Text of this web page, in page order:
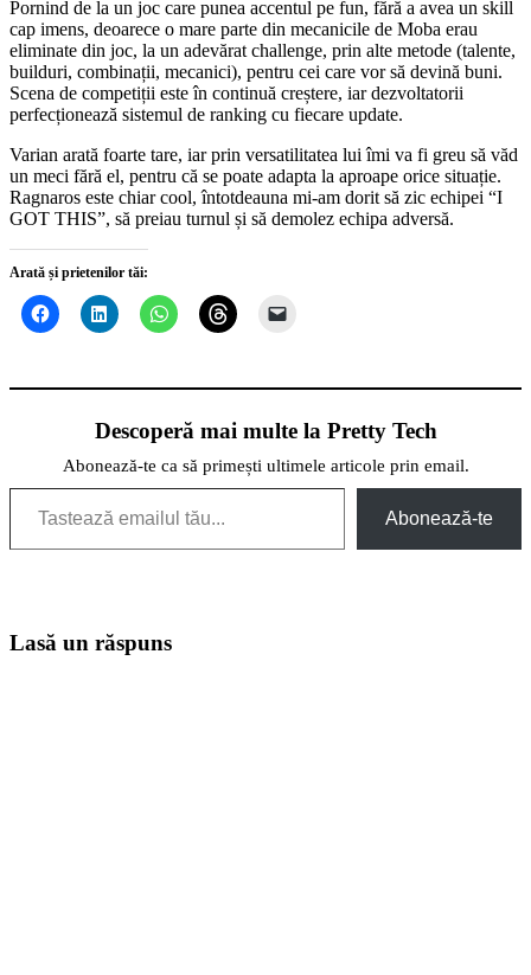
Pornind de la un joc care punea accentul pe fun, fără a avea un skill
cap imens, deoarece o mare parte din mecanicile de Moba erau
eliminate din joc, la un adevărat challenge, prin alte metode (talente,
builduri, combinații, mecanici), pentru cei care vor să devină buni.
Scena de competiții este în continuă creștere, iar dezvoltatorii
perfecționează sistemul de ranking cu fiecare update.
Varian arată foarte tare, iar prin versatilitatea lui îmi va fi greu să văd
un meci fără el, pentru că se poate adapta la aproape orice situație.
Ragnaros este chiar cool, întotdeauna mi-am dorit să zic echipei “I
GOT THIS”, să preiau turnul și să demolez echipa adversă.
Arată și prietenilor tăi:
Descoperă mai multe la Pretty Tech
Abonează-te ca să primești ultimele articole prin email.
Tastează emailul tău...
Abonează-te
Lasă un răspuns